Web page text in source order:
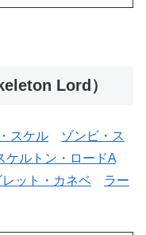
Lord）
スケル
ゾンビ・ス
ケルトン・ロードA
レット・カネベ
ラー